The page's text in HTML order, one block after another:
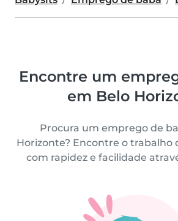
Encontre um
em Belo
Procura um emprego de
Horizonte? Encontre o trabalho
com rapidez e facilidade